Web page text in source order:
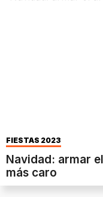
FIESTAS 2023
Navidad: armar
más caro